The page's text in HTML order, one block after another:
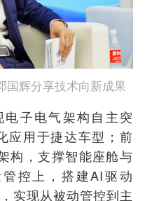
国辉分享技术向新成果
子电气架构自主突
应用于捷达车型；前
构，支撑智能座舱与
控上，搭建AI驱动
实现从被动管控到主